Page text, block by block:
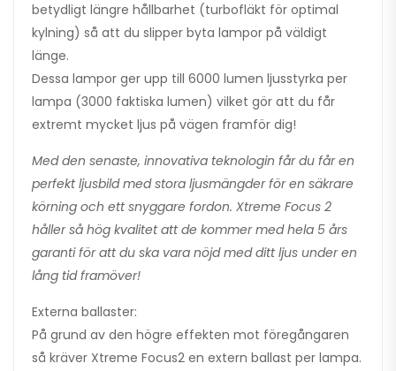
betydligt längre hållbarhet (turbofläkt för optimal
kylning) så att du slipper byta lampor på väldigt
länge.
Dessa lampor ger upp till 6000 lumen ljusstyrka per
lampa (3000 faktiska lumen) vilket gör att du får
extremt mycket ljus på vägen framför dig!
Med den senaste, innovativa teknologin får du får en
perfekt ljusbild med stora ljusmängder för en säkrare
körning och ett snyggare fordon. Xtreme Focus 2
håller så hög kvalitet att de kommer med hela 5 års
garanti för att du ska vara nöjd med ditt ljus under en
lång tid framöver!
Externa ballaster:
På grund av den högre effekten mot föregångaren
så kräver Xtreme Focus2 en extern ballast per lampa.